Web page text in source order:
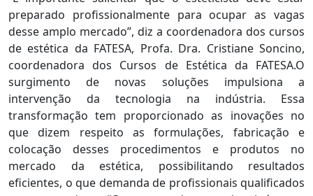
preparado profissionalmente para ocupar as vagas
desse amplo mercado”, diz a coordenadora dos cursos
de estética da FATESA, Profa. Dra. Cristiane Soncino,
coordenadora dos Cursos de Estética da FATESA.O
surgimento de novas soluções impulsiona a
intervenção da tecnologia na indústria. Essa
transformação tem proporcionado as inovações no
que dizem respeito as formulações, fabricação e
colocação desses procedimentos e produtos no
mercado da estética, possibilitando resultados
eficientes, o que demanda de profissionais qualificados